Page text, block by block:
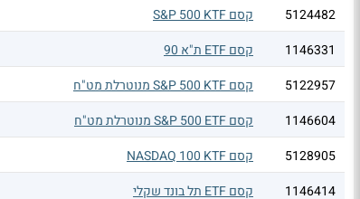
5124482
קסם S&P 500 KTF
1146331
קסם ETF ת"א 90
5122957
קסם S&P 500 KTF מנוטרלת מט"ח
1146604
קסם S&P 500 ETF מנוטרלת מט"ח
5128905
קסם NASDAQ 100 KTF
1146414
קסם ETF תל בונד שקלי